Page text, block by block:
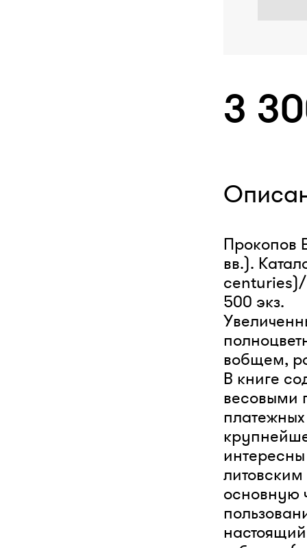
3
Прокопов
вв.).
centuries)/
500 экз.
вобщем,
В книге
весовыми
основную